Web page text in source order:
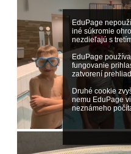
EduPage
iné súkromie
nezdieľajú s
EduPage
fungovanie
zatvorení
Druhé cookie
nemu EduPage
neznámeho